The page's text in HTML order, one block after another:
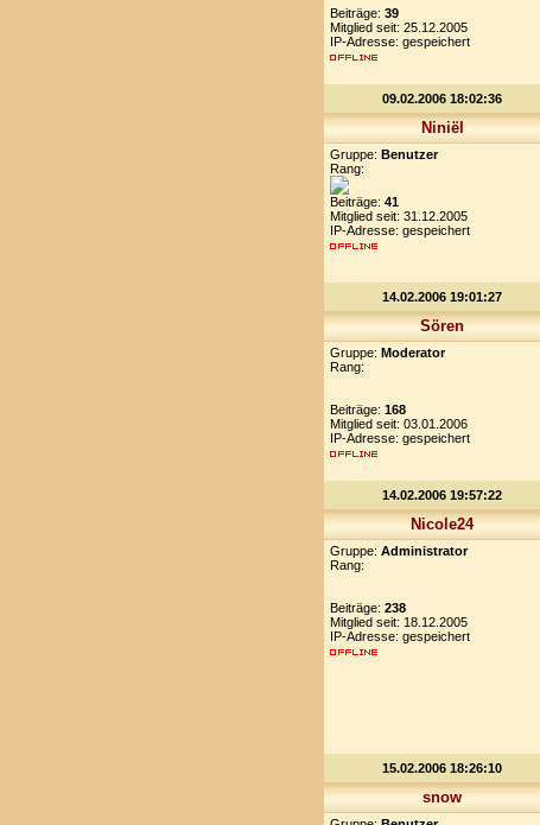
Beiträge: 39
Mitglied seit: 25.12.2005
IP-Adresse: gespeichert
09.02.2006 18:02:36
Niniël
Gruppe: Benutzer
Rang:
Beiträge: 41
Mitglied seit: 31.12.2005
IP-Adresse: gespeichert
14.02.2006 19:01:27
Sören
Gruppe: Moderator
Rang:
Beiträge: 168
Mitglied seit: 03.01.2006
IP-Adresse: gespeichert
14.02.2006 19:57:22
Nicole24
Gruppe: Administrator
Rang:
Beiträge: 238
Mitglied seit: 18.12.2005
IP-Adresse: gespeichert
15.02.2006 18:26:10
snow